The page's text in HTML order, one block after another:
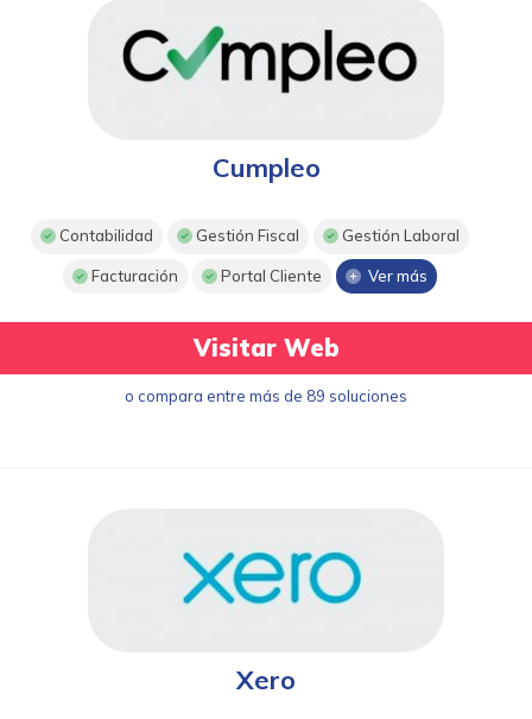
Cumpleo
Contabilidad Gestión Fiscal Gestión Laboral
Facturación Portal Cliente Ver más
Visitar Web
o compara entre más de 89 soluciones
Xero